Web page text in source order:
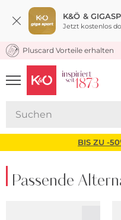
K&Ö &
Jetzt kostenlos
KOSTENLOSER
Pluscard Vorteile erhalten
UNSERE APP
CLICK &
BIS ZU -
Passende